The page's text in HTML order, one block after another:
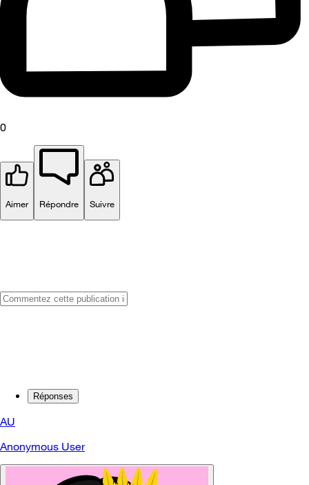
0
Aimer Répondre Suivre
Réponses
AU
Anonymous User